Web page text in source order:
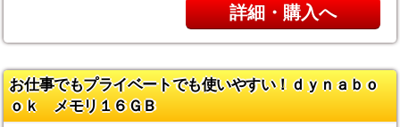
詳細・購入へ
お仕事でもプライベートでも使いやすい！ｄｙｎａｂｏ
ｏｋ メモリ１６ＧＢ